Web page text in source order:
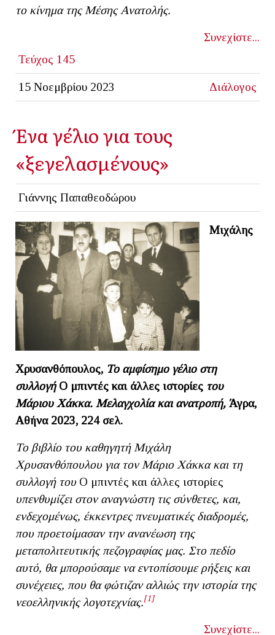
το κίνημα της Μέσης Ανατολής.
Συνεχίστε...
Τεύχος 145
15 Νοεμβρίου 2023 Διάλογος
Ένα γέλιο για τους
«ξεγελασμένους»
Γιάννης Παπαθεοδώρου
Μιχάλης
Χρυσανθόπουλος, Το αμφίσημο γέλιο στη
συλλογήΟ μπιντές και άλλες ιστορίες του
Μάριου Χάκκα. Μελαγχολία και ανατροπή, Άγρα,
Αθήνα 2023, 224 σελ.
Το βιβλίο του καθηγητή Μιχάλη
Χρυσανθόπουλου για τον Μάριο Χάκκα και τη
συλλογή του Ο μπιντές και άλλες ιστορίες
υπενθυμίζει στον αναγνώστη τις σύνθετες, και,
ενδεχομένως, έκκεντρες πνευματικές διαδρομές,
που προετοίμασαν την ανανέωση της
μεταπολιτευτικής πεζογραφίας μας. Στο πεδίο
αυτό, θα μπορούσαμε να εντοπίσουμε ρήξεις και
συνέχειες, που θα φώτιζαν αλλιώς την ιστορία της
νεοελληνικής λογοτεχνίας.[1]
Συνεχίστε...